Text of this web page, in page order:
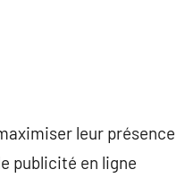
leur présence
publicité en ligne